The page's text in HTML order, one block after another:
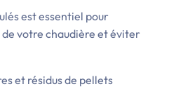
est essentiel pour
votre chaudière et éviter
et résidus de pellets